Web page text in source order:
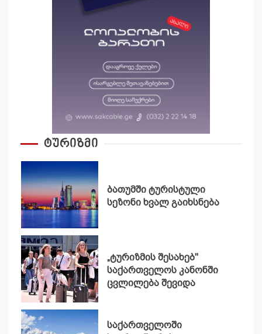
ტურიზმი
ბათუმში ტურისტული
სეზონი ხვალ გაიხსნება
„ტურიზმის შესახებ"
საქართველოს კანონში
ცვლილება შევიდა
საქართველოში